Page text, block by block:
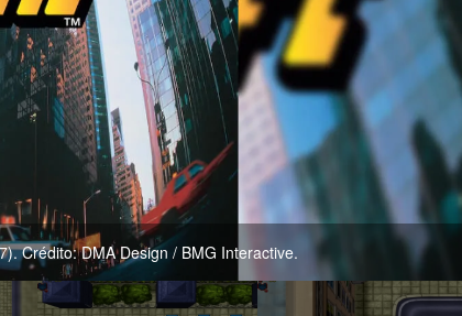
Crédito: DMA Design / BMG Interactive.